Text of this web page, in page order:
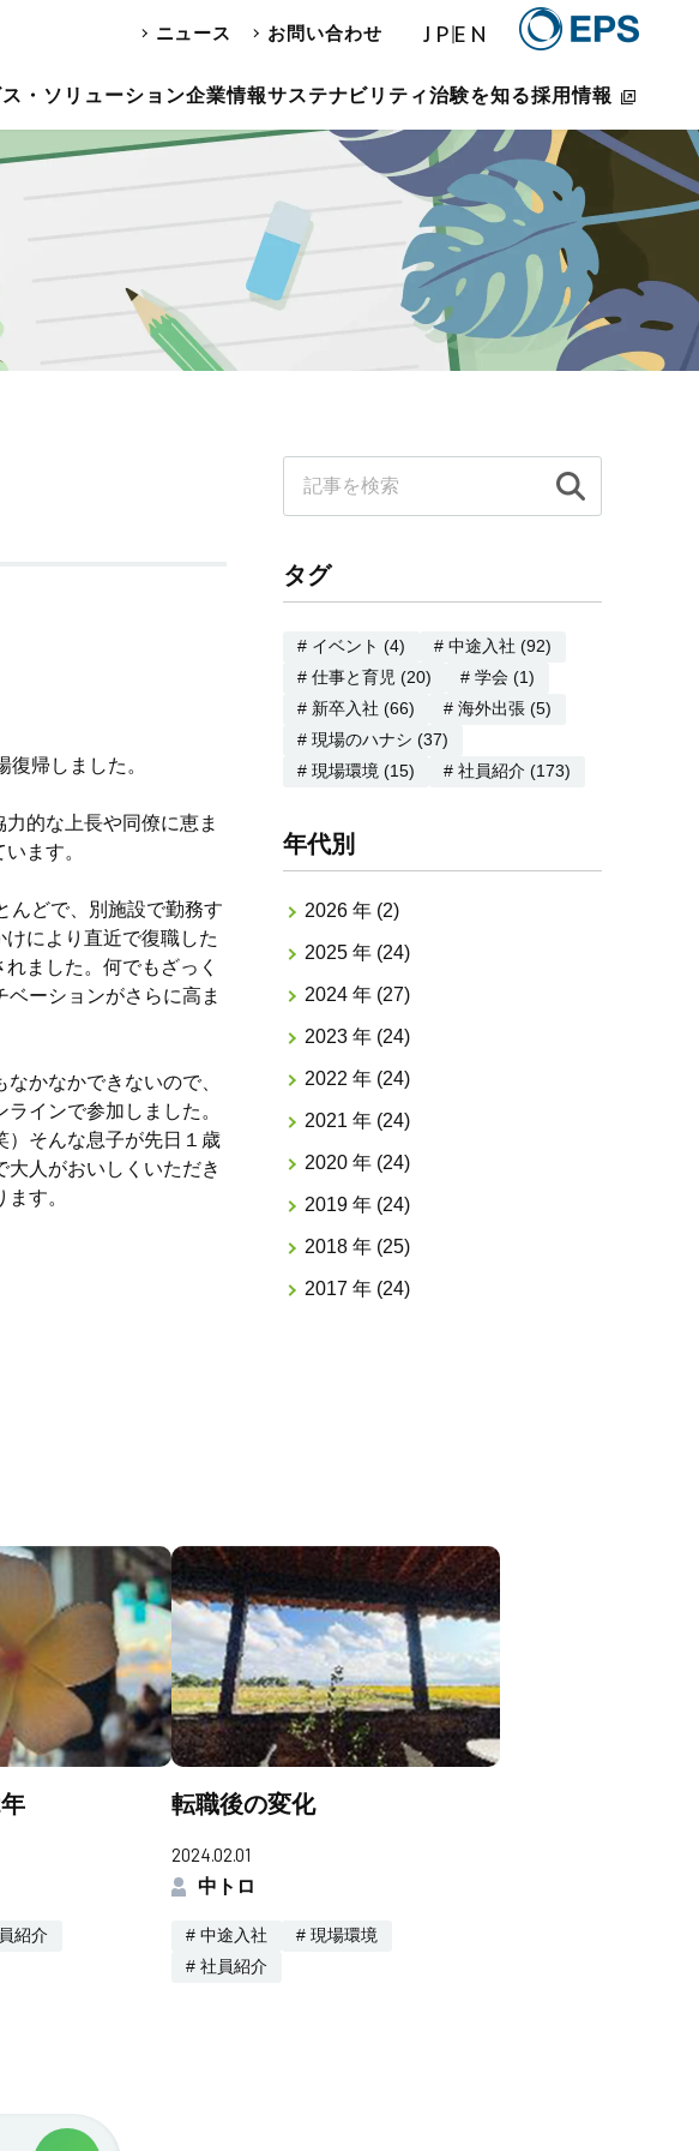
ニュース お問い合わせ JPEN
・ソリューション企業情報サステナビリティ治験を知る採用情報
帰しました。
的な上長や同僚に恵ま
ます。
んどで、別施設で勤務す
により直近で復職した
ました。何でもざっく
ーションがさらに高ま
かなかできないので、
インで参加しました。
）そんな息子が先日１歳
人がおいしくいただき
す。
タグ
# イベント (4)
# 中途入社 (92)
# 仕事と育児 (20)
# 学会 (1)
# 新卒入社 (66)
# 海外出張 (5)
# 現場のハナシ (37)
# 現場環境 (15)
# 社員紹介 (173)
年代別
2026 年 (2)
2025 年 (24)
2024 年 (27)
2023 年 (24)
2022 年 (24)
2021 年 (24)
2020 年 (24)
2019 年 (24)
2018 年 (25)
2017 年 (24)
紹介
転職後の変化
2024.02.01
中トロ
# 中途入社
# 現場環境
# 社員紹介